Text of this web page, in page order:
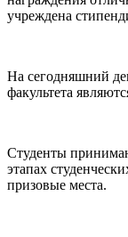
учреждена
На сегодняшний
факультета
Студенты
этапах
призовые места.